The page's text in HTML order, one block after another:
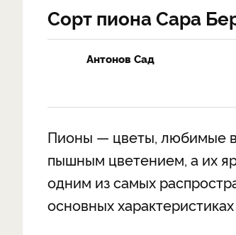
Сорт пиона Сара
Антонов Сад
Пионы — цветы, любимые
пышным цветением, а их
одним из самых
основных